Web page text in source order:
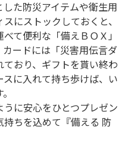
た防災アイテムや衛生用
にストックしておくと、
て便利な「備えＢＯＸ」
ードには「災害用伝言ダ
おり、ギフトを貰い終わ
に入れて持ち歩けば、い
うに安心をひとつプレゼン
持ちを込めて『備える 防